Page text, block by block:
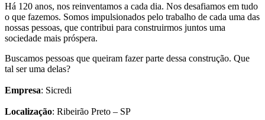
Há 120 anos, nos reinventamos a cada dia. Nos desafiamos em tudo
o que fazemos. Somos impulsionados pelo trabalho de cada uma das
nossas pessoas, que contribui para construirmos juntos uma
sociedade mais próspera.
Buscamos pessoas que queiram fazer parte dessa construção. Que
tal ser uma delas?
Empresa: Sicredi
Localização: Ribeirão Preto – SP